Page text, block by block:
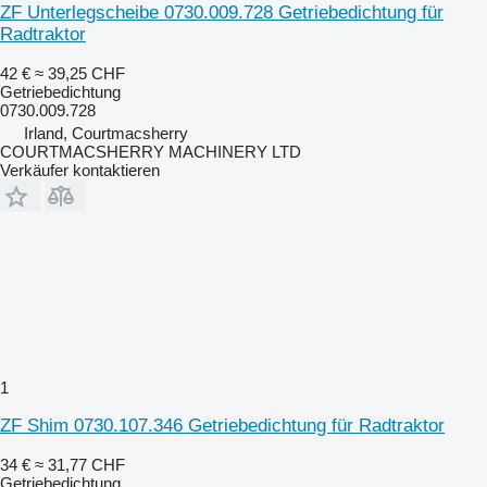
ZF Unterlegscheibe 0730.009.728 Getriebedichtung für
Radtraktor
42 € ≈ 39,25 CHF
Getriebedichtung
0730.009.728
Irland, Courtmacsherry
COURTMACSHERRY MACHINERY LTD
Verkäufer kontaktieren
1
ZF Shim 0730.107.346 Getriebedichtung für Radtraktor
34 € ≈ 31,77 CHF
Getriebedichtung